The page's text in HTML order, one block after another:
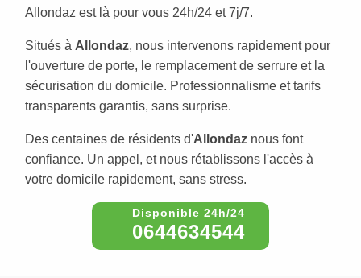
Allondaz est là pour vous 24h/24 et 7j/7.
Situés à Allondaz, nous intervenons rapidement pour
l'ouverture de porte, le remplacement de serrure et la
sécurisation du domicile. Professionnalisme et tarifs
transparents garantis, sans surprise.
Des centaines de résidents d'Allondaz nous font
confiance. Un appel, et nous rétablissons l'accès à
votre domicile rapidement, sans stress.
0644634544